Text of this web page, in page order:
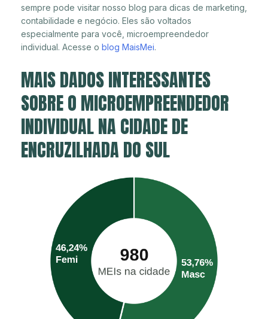
sempre pode visitar nosso blog para dicas de marketing,
contabilidade e negócio. Eles são voltados
especialmente para você, microempreendedor
individual. Acesse o blog MaisMei.
MAIS DADOS INTERESSANTES
SOBRE O MICROEMPREENDEDOR
INDIVIDUAL NA CIDADE DE
ENCRUZILHADA DO SUL